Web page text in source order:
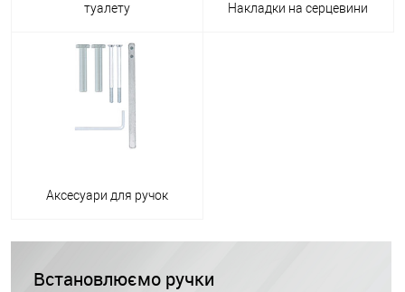
туалету
Накладки на серцевини
Аксесуари для ручок
Встановлюємо ручки